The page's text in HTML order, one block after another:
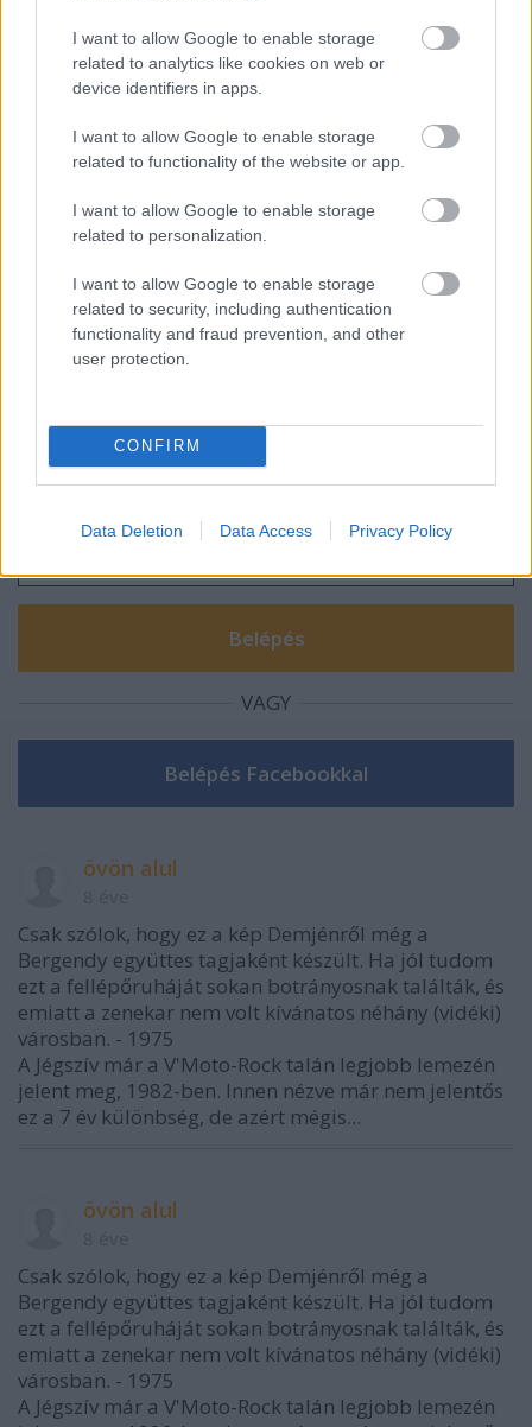
I want to allow Google to enable storage
related to analytics like cookies on web or
device identifiers in apps.
I want to allow Google to enable storage
related to functionality of the website or app.
I want to allow Google to enable storage
related to personalization.
I want to allow Google to enable storage
related to security, including authentication
functionality and fraud prevention, and other
user protection.
CONFIRM
Data Deletion Data Access Privacy Policy
Gondolatok a házi könyvtárban
Véres verejtékkel
Robinson
A hozzászóláshoz be kell lépned!
VAGY
övön alul
Csak szólok, hogy ez a kép Demjénről még a
Bergendy együttes tagjaként készült. Ha jól tudom
ezt a fellépőruháját sokan botrányosnak találták, és
emiatt a zenekar nem volt kívánatos néhány (vidéki)
városban. - 1975
A Jégszív már a V'Moto-Rock talán legjobb lemezén
jelent meg, 1982-ben. Innen nézve már nem jelentős
ez a 7 év különbség, de azért mégis...
övön alul
Csak szólok, hogy ez a kép Demjénről még a
Bergendy együttes tagjaként készült. Ha jól tudom
ezt a fellépőruháját sokan botrányosnak találták, és
emiatt a zenekar nem volt kívánatos néhány (vidéki)
városban. - 1975
A Jégszív már a V'Moto-Rock talán legjobb lemezén